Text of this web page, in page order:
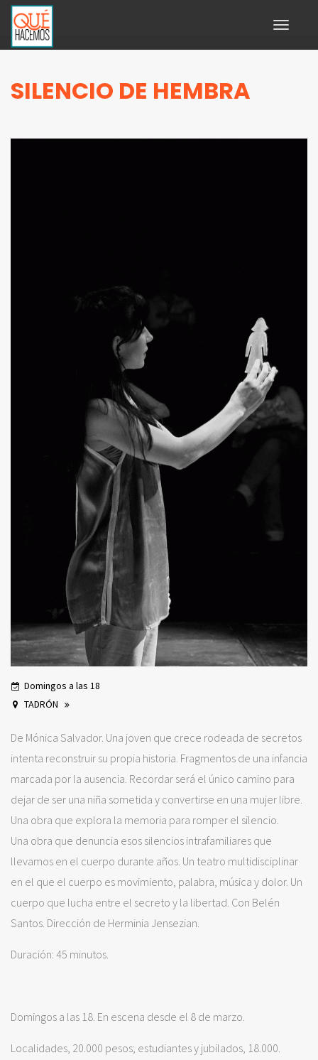
Toggle
SILENCIO DE HEMBRA
Domingos a las 18
TADRÓN
De Mónica Salvador. Una joven que crece rodeada de secretos
intenta reconstruir su propia historia. Fragmentos de una infancia
marcada por la ausencia. Recordar será el único camino para
dejar de ser una niña sometida y convertirse en una mujer libre.
Una obra que explora la memoria para romper el silencio.
Una obra que denuncia esos silencios intrafamiliares que
llevamos en el cuerpo durante años. Un teatro multidisciplinar
en el que el cuerpo es movimiento, palabra, música y dolor. Un
cuerpo que lucha entre el secreto y la libertad. Con Belén
Santos. Dirección de Herminia Jensezian.
Duración: 45 minutos.
Domingos a las 18. En escena desde el 8 de marzo.
Localidades, 20.000 pesos; estudiantes y jubilados, 18.000.